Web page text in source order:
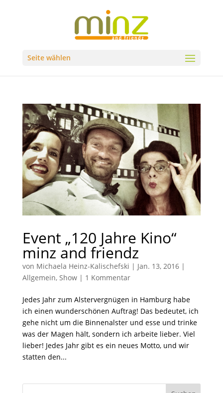
Seite wählen
Event „120 Jahre Kino“
minz and friendz
von Michaela Heinz-Kalischefski | Jan. 13, 2016|
Allgemein, Show| 1 Kommentar
Jedes Jahr zum Alstervergnügen in Hamburg habe
ich einen wunderschönen Auftrag! Das bedeutet, ich
gehe nicht um die Binnenalster und esse und trinke
was der Magen hält, sondern ich arbeite lieber. Viel
lieber! Jedes Jahr gibt es ein neues Motto, und wir
statten den...